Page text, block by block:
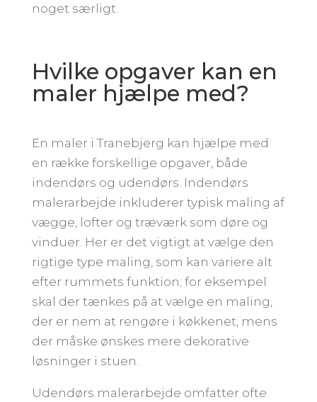
noget særligt.
Hvilke opgaver kan en
maler hjælpe med?
En maler i Tranebjerg kan hjælpe med
en række forskellige opgaver, både
indendørs og udendørs. Indendørs
malerarbejde inkluderer typisk maling af
vægge, lofter og træværk som døre og
vinduer. Her er det vigtigt at vælge den
rigtige type maling, som kan variere alt
efter rummets funktion; for eksempel
skal der tænkes på at vælge en maling,
der er nem at rengøre i køkkenet, mens
der måske ønskes mere dekorative
løsninger i stuen.
Udendørs malerarbejde omfatter ofte